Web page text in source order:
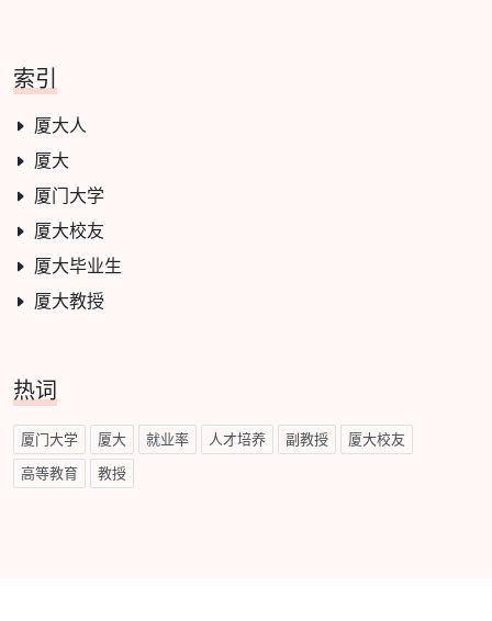
索引
厦大人
厦大
厦门大学
厦大校友
厦大毕业生
厦大教授
热词
厦门大学 厦大 就业率 人才培养 副教授 厦大校友
高等教育 教授